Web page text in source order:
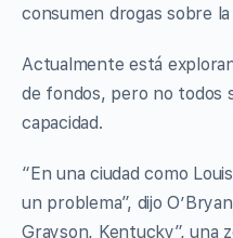
consumen drogas sobre
Actualmente está
de fondos, pero no todos
capacidad.
“En una ciudad como
un problema”, dijo
Grayson, Kentucky”, una